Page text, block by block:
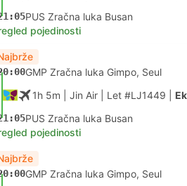
PUS Zračna luka Busan
pojedinosti
GMP Zračna luka Gimpo, Seul
1h 5m | Jin Air Let #LJ1449
PUS Zračna luka Busan
pojedinosti
GMP Zračna luka Gimpo, Seul